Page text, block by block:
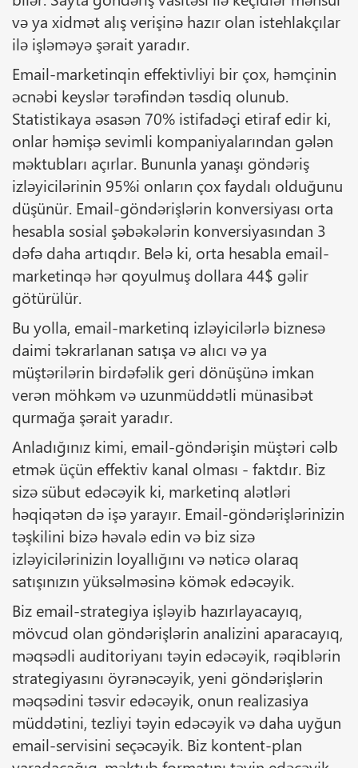
və ya xidmət alış verişinə hazır olan istehlakçılar
ilə işləməyə şərait yaradır.
Email-marketinqin effektivliyi bir çox, həmçinin
əcnəbi keyslər tərəfindən təsdiq olunub.
Statistikaya əsasən 70% istifadəçi etiraf edir ki,
onlar həmişə sevimli kompaniyalarından gələn
məktubları açırlar. Bununla yanaşı göndəriş
izləyicilərinin 95%i onların çox faydalı olduğunu
düşünür. Email-göndərişlərin konversiyası orta
hesabla sosial şəbəkələrin konversiyasından 3
dəfə daha artıqdır. Belə ki, orta hesabla email-
marketinqə hər qoyulmuş dollara 44$ gəlir
götürülür.
Bu yolla, email-marketinq izləyicilərlə biznesə
daimi təkrarlanan satışa və alıcı və ya
müştərilərin birdəfəlik geri dönüşünə imkan
verən möhkəm və uzunmüddətli münasibət
qurmağa şərait yaradır.
Anladığınız kimi, email-göndərişin müştəri cəlb
etmək üçün effektiv kanal olması - faktdır. Biz
sizə sübut edəcəyik ki, marketinq alətləri
həqiqətən də işə yarayır. Email-göndərişlərinizin
təşkilini bizə həvalə edin və biz sizə
izləyicilərinizin loyallığını və nəticə olaraq
satışınızın yüksəlməsinə kömək edəcəyik.
Biz email-strategiya işləyib hazırlayacayıq,
mövcud olan göndərişlərin analizini aparacayıq,
məqsədli auditoriyanı təyin edəcəyik, rəqiblərin
strategiyasını öyrənəcəyik, yeni göndərişlərin
məqsədini təsvir edəcəyik, onun realizasiya
müddətini, tezliyi təyin edəcəyik və daha uyğun
email-servisini seçəcəyik. Biz kontent-plan